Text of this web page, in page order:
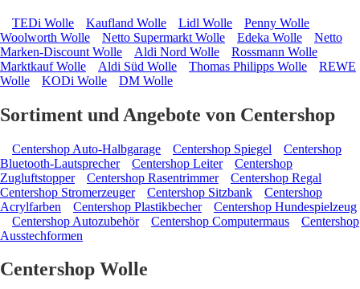
TEDi Wolle Kaufland Wolle Lidl Wolle
Penny Wolle
Woolworth Wolle
Netto Supermarkt Wolle Edeka Wolle
Netto
Marken-Discount Wolle
Aldi Nord Wolle
Rossmann Wolle
Marktkauf Wolle
Aldi Süd Wolle Thomas Philipps Wolle
REWE
Wolle
KODi Wolle DM Wolle
Sortiment und Angebote von Centershop
Centershop Auto-Halbgarage Centershop Spiegel
Centershop
Bluetooth-Lautsprecher
Centershop Leiter
Centershop
Zugluftstopper
Centershop Rasentrimmer
Centershop Regal
Centershop Stromerzeuger
Centershop Sitzbank
Centershop
Acrylfarben
Centershop Plastikbecher
Centershop Hundespielzeug
Centershop Autozubehör
Centershop Computermaus
Centershop
Ausstechformen
Centershop Wolle